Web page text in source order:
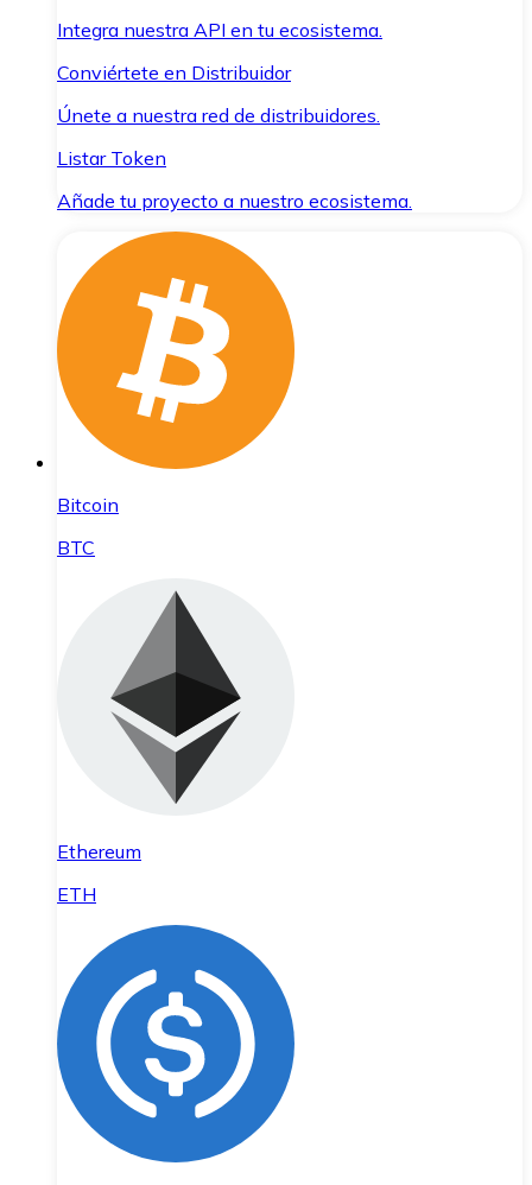
Integra nuestra API en tu ecosistema.
Conviértete en Distribuidor
Únete a nuestra red de distribuidores.
Listar Token
Añade tu proyecto a nuestro ecosistema.
Bitcoin
BTC
Ethereum
ETH